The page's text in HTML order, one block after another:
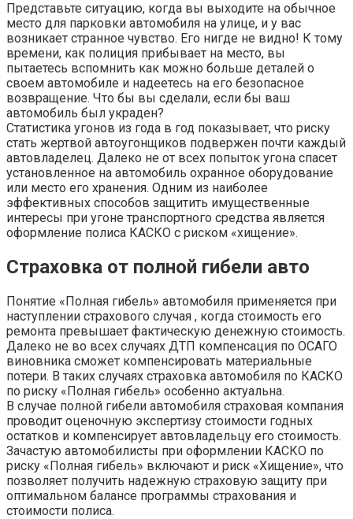
Представьте ситуацию, когда вы выходите на обычное
место для парковки автомобиля на улице, и у вас
возникает странное чувство. Его нигде не видно! К тому
времени, как полиция прибывает на место, вы
пытаетесь вспомнить как можно больше деталей о
своем автомобиле и надеетесь на его безопасное
возвращение. Что бы вы сделали, если бы ваш
автомобиль был украден?
Статистика угонов из года в год показывает, что риску
стать жертвой автоугонщиков подвержен почти каждый
автовладелец. Далеко не от всех попыток угона спасет
установленное на автомобиль охранное оборудование
или место его хранения. Одним из наиболее
эффективных способов защитить имущественные
интересы при угоне транспортного средства является
оформление полиса КАСКО с риском «хищение».
Страховка от полной гибели авто
Понятие «Полная гибель» автомобиля применяется при
наступлении страхового случая , когда стоимость его
ремонта превышает фактическую денежную стоимость.
Далеко не во всех случаях ДТП компенсация по ОСАГО
виновника сможет компенсировать материальные
потери. В таких случаях страховка автомобиля по КАСКО
по риску «Полная гибель» особенно актуальна.
В случае полной гибели автомобиля страховая компания
проводит оценочную экспертизу стоимости годных
остатков и компенсирует автовладельцу его стоимость.
Зачастую автомобилисты при оформлении КАСКО по
риску «Полная гибель» включают и риск «Хищение», что
позволяет получить надежную страховую защиту при
оптимальном балансе программы страхования и
стоимости полиса.